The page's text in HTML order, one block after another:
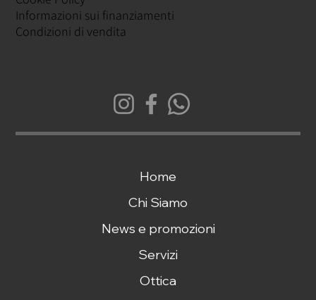
Informazioni sui finanziamenti
Condizioni di vendita
Home
Chi Siamo
News e promozioni
Servizi
Ottica